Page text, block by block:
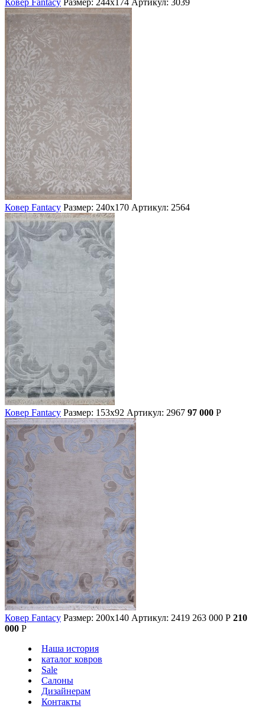
Ковер Fantacy Размер: 240х170 Артикул: 2564
Ковер Fantacy Размер: 153х92 Артикул: 2967 97 000 Р
Ковер Fantacy Размер: 200х140 Артикул: 2419 263 000 Р 210
000 Р
Наша история
каталог ковров
Sale
Салоны
Дизайнерам
Контакты